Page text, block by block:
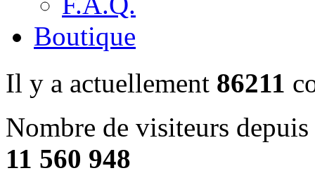
Boutique
Il y a actuellement 86211
Nombre de visiteurs
11 560 948